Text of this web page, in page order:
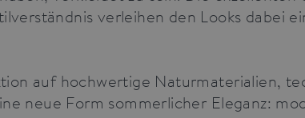
verleihen den Looks dabei
auf hochwertige Naturmaterialien,
neue Form sommerlicher Eleganz: